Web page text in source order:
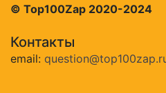
© Top100Zap 2020-2024
Контакты
email: